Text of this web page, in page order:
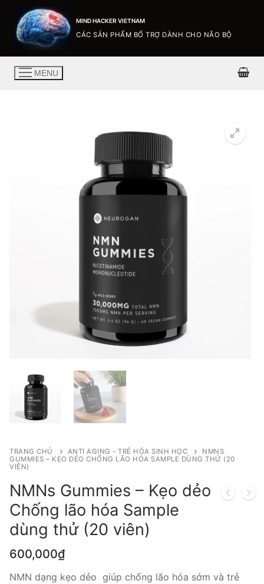
MIND HACKER VIETNAM
CÁC SẢN PHẨM BỔ TRỢ DÀNH CHO NÃO BỘ
MENU
TRANG CHỦ ANTI AGING - TRẺ HÓA SINH HỌC
NMNS
GUMMIES – KẸO DẺO CHỐNG LÃO HÓA SAMPLE DÙNG THỬ (20
VIÊN)
NMNs Gummies – Kẹo dẻo
Chống lão hóa Sample
dùng thử (20 viên)
600,000₫
NMN dạng kẹo dẻo giúp chống lão hóa sớm và trẻ